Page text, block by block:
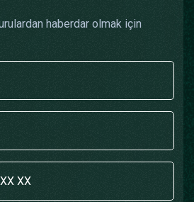
haberdar olmak için